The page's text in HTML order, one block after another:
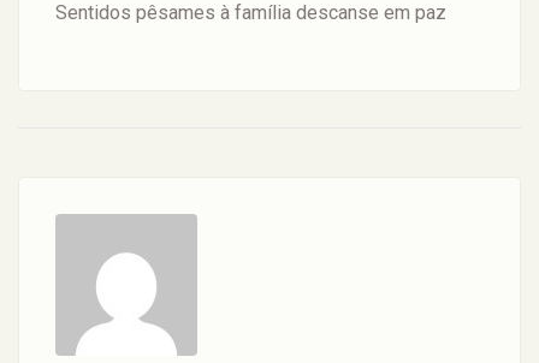
Sentidos pêsames à família descanse em paz